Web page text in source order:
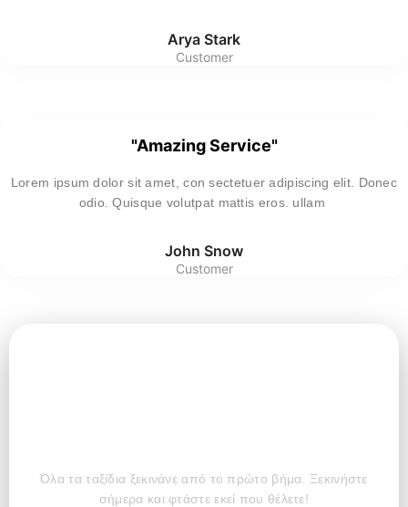
Arya Stark
Customer
"Amazing Service"
Lorem ipsum dolor sit amet, con sectetuer adipiscing elit. Donec
odio. Quisque volutpat mattis eros. ullam
John Snow
Customer
Όλα τα ταξίδια ξεκινάνε από το πρώτο βήμα. Ξεκινήστε
σήμερα και φτάστε εκεί που θέλετε!